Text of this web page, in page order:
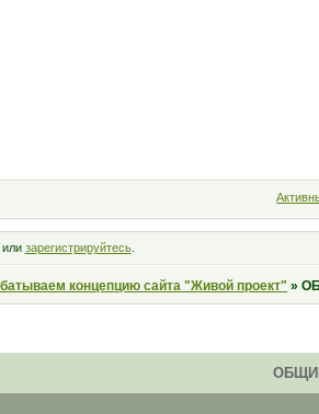
зарегистрируйтесь.
концепцию сайта "Живой проект" »